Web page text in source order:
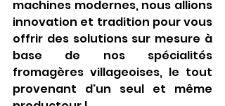
machines modernes, nous allions
innovation et tradition pour vous
offrir des solutions sur mesure à
base de nos spécialités
fromagères villageoises, le tout
provenant d'un seul et même